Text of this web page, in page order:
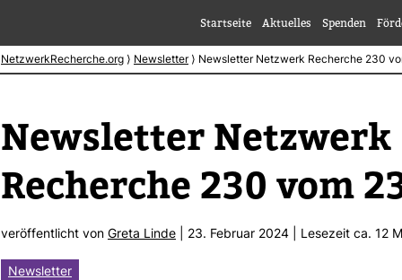
Startseite Aktuelles Spenden
NetzwerkRecherche.org ⟩ Newsletter⟩ Newsletter Netzwerk Recherche 230
News­letter Netz­werk
Recherche 230 vom
ver­öf­fent­licht von Greta Linde | 23. Februar 2024 | Lese­zeit ca. 12
Newsletter